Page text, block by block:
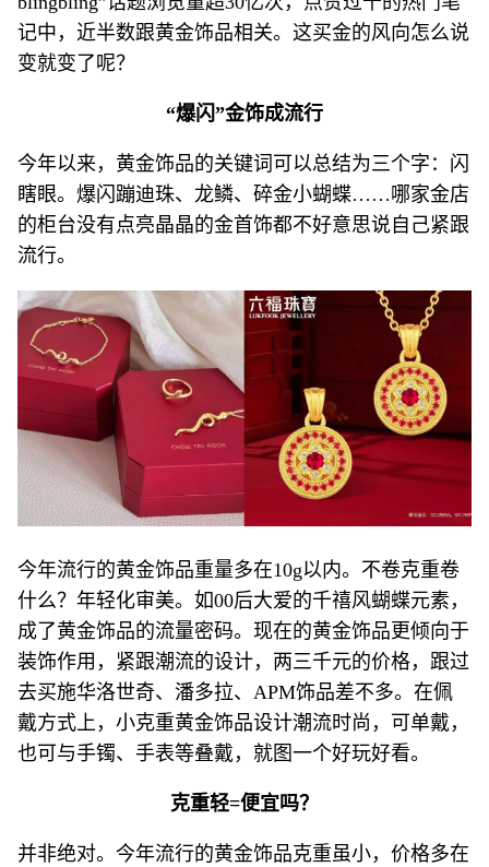
记中，近半数跟黄金饰品相关。这买金的风向怎么说
变就变了呢？
“爆闪”金饰成流行
今年以来，黄金饰品的关键词可以总结为三个字：闪
瞎眼。爆闪蹦迪珠、龙鳞、碎金小蝴蝶……哪家金店
的柜台没有点亮晶晶的金首饰都不好意思说自己紧跟
流行。
今年流行的黄金饰品重量多在10g以内。不卷克重卷
什么？年轻化审美。如00后大爱的千禧风蝴蝶元素，
成了黄金饰品的流量密码。现在的黄金饰品更倾向于
装饰作用，紧跟潮流的设计，两三千元的价格，跟过
去买施华洛世奇、潘多拉、APM饰品差不多。在佩
戴方式上，小克重黄金饰品设计潮流时尚，可单戴，
也可与手镯、手表等叠戴，就图一个好玩好看。
克重轻=便宜吗？
并非绝对。今年流行的黄金饰品克重虽小，价格多在